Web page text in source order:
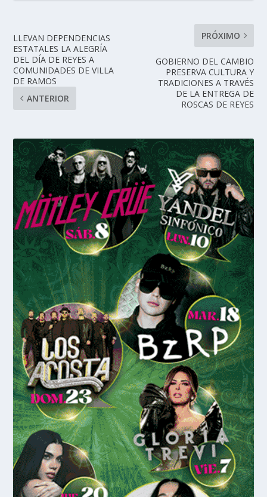
LLEVAN DEPENDENCIAS
ESTATALES LA ALEGRÍA
DEL DÍA DE REYES A
COMUNIDADES DE VILLA
DE RAMOS
ANTERIOR
PRÓXIMO
GOBIERNO DEL CAMBIO
PRESERVA CULTURA Y
TRADICIONES A TRAVÉS
DE LA ENTREGA DE
ROSCAS DE REYES